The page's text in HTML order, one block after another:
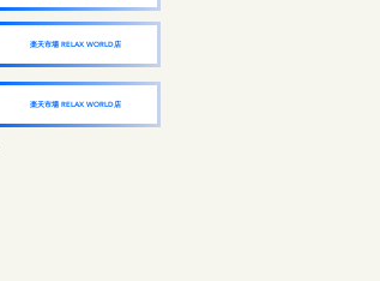
楽天市場 RELAX WORLD店
楽天市場 RELAX WORLD店